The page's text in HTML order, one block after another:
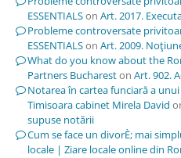
ESSENTIALSon Art. 2017.
Probleme controversate
ESSENTIALSon Art. 2009.
What do you know about the
Partners Buchareston Art. 902.
Notarea în cartea funciară a
Timisoara cabinet Mirela David
supuse notării
Cum se face un divorÈ; mai
locale | Ziare locale online din